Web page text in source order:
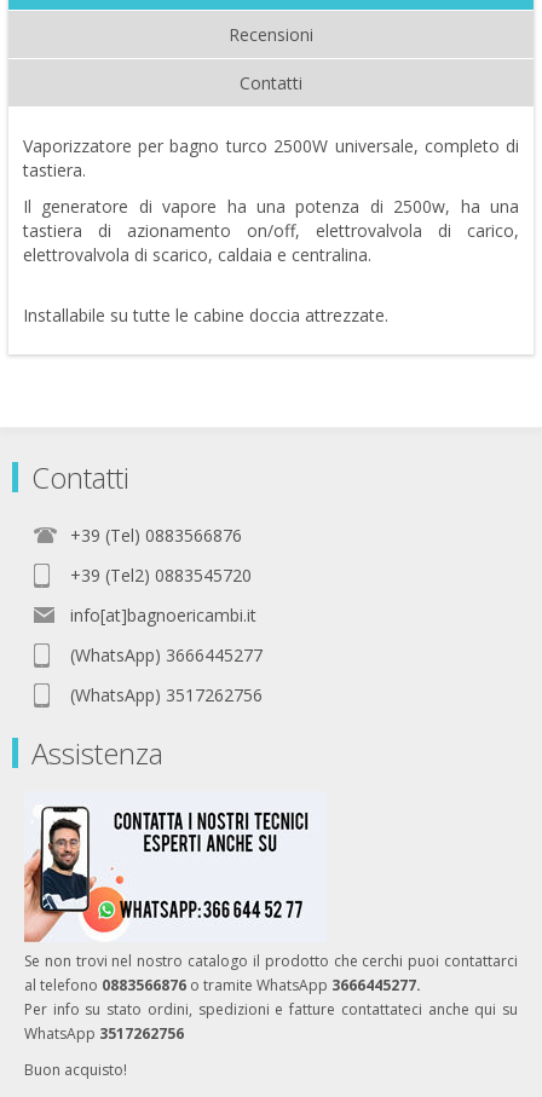
Recensioni
Contatti
Vaporizzatore per bagno turco 2500W universale, completo di
tastiera.
Il generatore di vapore ha una potenza di 2500w, ha una
tastiera di azionamento on/off, elettrovalvola di carico,
elettrovalvola di scarico, caldaia e centralina.
Installabile su tutte le cabine doccia attrezzate.
Contatti
+39 (Tel) 0883566876
+39 (Tel2) 0883545720
info[at]bagnoericambi.it
(WhatsApp) 3666445277
(WhatsApp) 3517262756
Assistenza
Se non trovi nel nostro catalogo il prodotto che cerchi puoi contattarci
al telefono 0883566876 o tramite WhatsApp 3666445277.
Per info su stato ordini, spedizioni e fatture contattateci anche qui su
WhatsApp 3517262756
Buon acquisto!